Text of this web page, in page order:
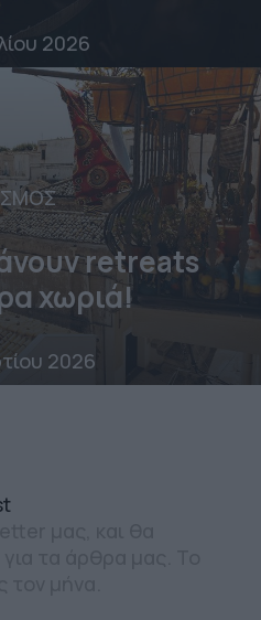
2026
retreats
χωριά!
2026